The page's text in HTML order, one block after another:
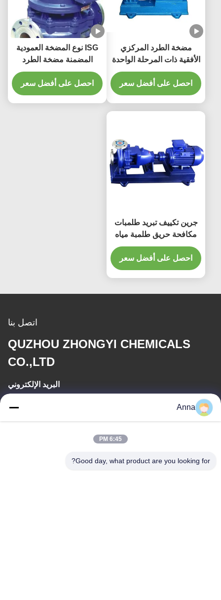
مضخة الطرد المركزي
الأفقية ذات المرحلة الواحدة
ذات الشفط الفردي مضخة
مياه الحريق
احصل على أفضل سعر
ISG نوع المضخة العمودية
المضمنة مضخة الطرد
المركزي متعددة المراحل
العمودية
احصل على أفضل سعر
جرين تكييف تبريد طلمبات
مكافحة حريق طلمبة مياه
شفط نهائي
احصل على أفضل سعر
اتصل بنا
QUZHOU ZHONGYI CHEMICALS
CO.,LTD
البريد الإلكتروني
wfmbeide@163.com
Anna
6:45 PM
Good day, what product are you looking for?